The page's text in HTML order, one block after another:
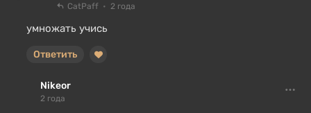
CatPaff 2 года
умножать учись
Ответить
Nikeor
2 года